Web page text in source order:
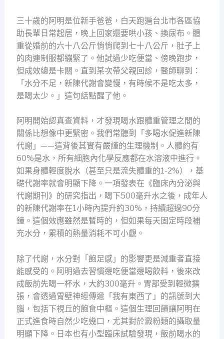
三十歲的阿明是位新手爸爸，白天跑遍台北市各區協
助長輩日常起居，晚上回家還要哄小孩、換尿布。體
重從婚前的六十八公斤悄悄爬到七十八公斤，肚子上
的肉連制服都繃緊了。他試過少吃便當、傍晚跑步，
但成效總是卡關。直到某次帶父親回診，醫師聊到：
「水分不足，新陳代謝會變慢，有時候不是吃太多，
是喝太少。」這句話點醒了他。
阿明開始認真查資料，才發現喝水跟體重管理之間的
關係比想像中更緊密。我們常聽到「多喝水促進新陳
代謝」——這背後其實有嚴謹的生理機制。人體約有
60%是水，所有細胞內化學反應都在水溶液中進行。
如果身體輕度脫水（甚至只是流失體重的1-2%），基
礎代謝率就會明顯下降。一項發表在《臨床內分泌與
代謝期刊》的研究指出，喝下500毫升水之後，成年人
的新陳代謝率在1小時內提升約30%，持續超過90分
鐘。這個效應雖然是暫時的，但如果每天固定時段補
充水分，累積的熱量消耗不可小覷。
除了代謝，水分對「飽足感」的影響更是減重者直接
能感受的。阿明過去習慣邊吃便當邊喝飲料，後來改
成飯前先喝一杯水，大約300毫升。胃部受到輕微擴
張，會透過胃壁神經傳遞「我有東西了」的訊號到大
腦，包括下視丘的飽食中樞。這個生理回饋讓阿明在
正式進食時自然少吃幾口，尤其對於澱粉類的攝取量
明顯下降。日本也有小型臨床試驗發現，飯前喝水的